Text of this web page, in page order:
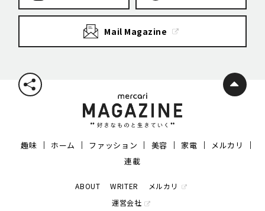
Mail Magazine
趣味 ホーム ファッション 美容 家電
メルカリ
連載
ABOUT WRITER
メルカリ
運営会社